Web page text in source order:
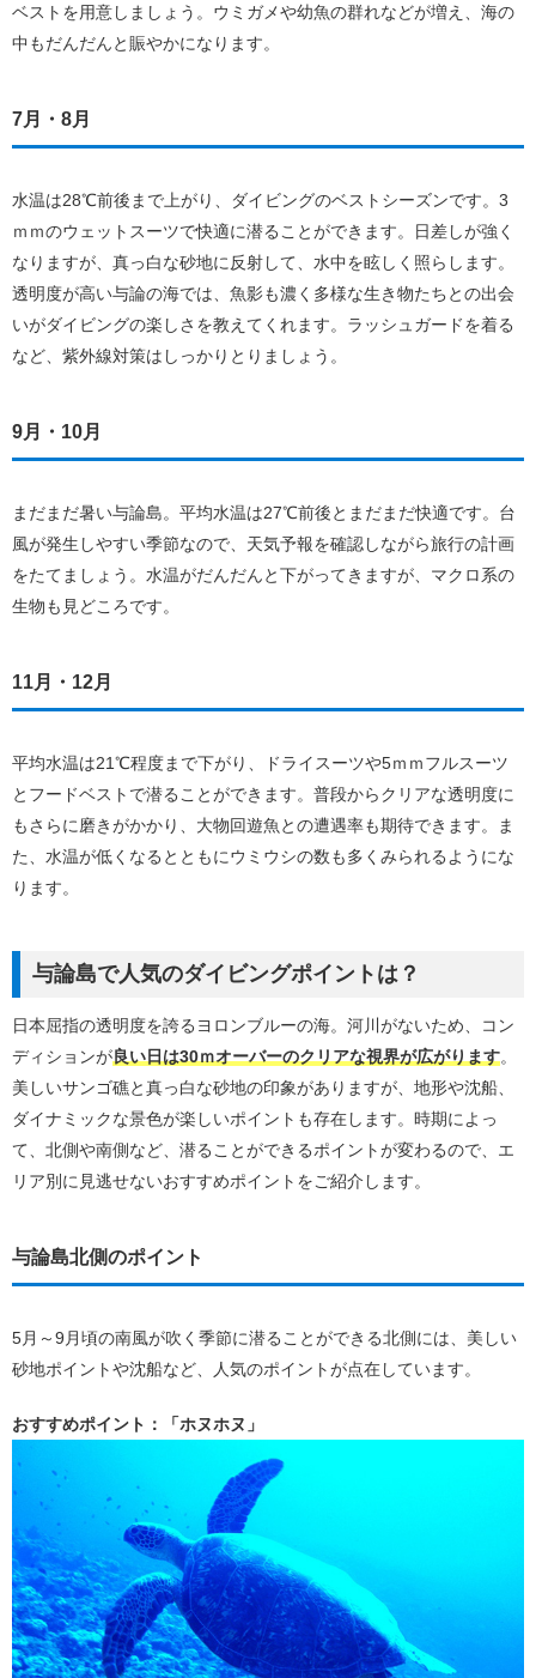
ベストを用意しましょう。ウミガメや幼魚の群れなどが増え、海の
中もだんだんと賑やかになります。
7月・8月
水温は28℃前後まで上がり、ダイビングのベストシーズンです。3
ｍｍのウェットスーツで快適に潜ることができます。日差しが強く
なりますが、真っ白な砂地に反射して、水中を眩しく照らします。
透明度が高い与論の海では、魚影も濃く多様な生き物たちとの出会
いがダイビングの楽しさを教えてくれます。ラッシュガードを着る
など、紫外線対策はしっかりとりましょう。
9月・10月
まだまだ暑い与論島。平均水温は27℃前後とまだまだ快適です。台
風が発生しやすい季節なので、天気予報を確認しながら旅行の計画
をたてましょう。水温がだんだんと下がってきますが、マクロ系の
生物も見どころです。
11月・12月
平均水温は21℃程度まで下がり、ドライスーツや5ｍｍフルスーツ
とフードベストで潜ることができます。普段からクリアな透明度に
もさらに磨きがかかり、大物回遊魚との遭遇率も期待できます。ま
た、水温が低くなるとともにウミウシの数も多くみられるようにな
ります。
与論島で人気のダイビングポイントは？
日本屈指の透明度を誇るヨロンブルーの海。河川がないため、コン
ディションが良い日は30ｍオーバーのクリアな視界が広がります。
美しいサンゴ礁と真っ白な砂地の印象がありますが、地形や沈船、
ダイナミックな景色が楽しいポイントも存在します。時期によっ
て、北側や南側など、潜ることができるポイントが変わるので、エ
リア別に見逃せないおすすめポイントをご紹介します。
与論島北側のポイント
5月～9月頃の南風が吹く季節に潜ることができる北側には、美しい
砂地ポイントや沈船など、人気のポイントが点在しています。
おすすめポイント：「ホヌホヌ」